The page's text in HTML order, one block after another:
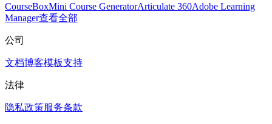
CourseBoxMini Course GeneratorArticulate 360Adobe Learning
Manager查看全部
公司
文档博客模板支持
法律
隐私政策服务条款